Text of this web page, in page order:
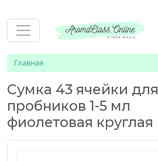
Главная
Сумка 43 ячейки для
пробников 1-5 мл
фиолетовая круглая